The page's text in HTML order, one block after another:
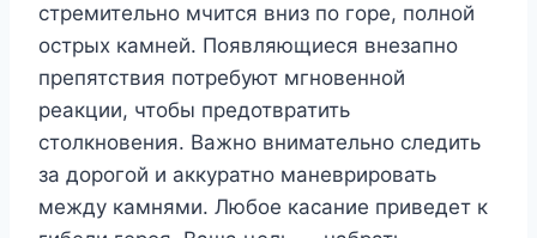
стремительно мчится вниз по горе, полной
острых камней. Появляющиеся внезапно
препятствия потребуют мгновенной
реакции, чтобы предотвратить
столкновения. Важно внимательно следить
за дорогой и аккуратно маневрировать
между камнями. Любое касание приведет к